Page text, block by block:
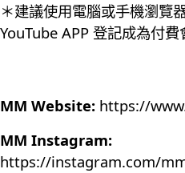
＊建議使用電腦或手機瀏覽
YouTube APP 登記成為付費
MM Website: https://
MM Instagram:
https://instagram.com/